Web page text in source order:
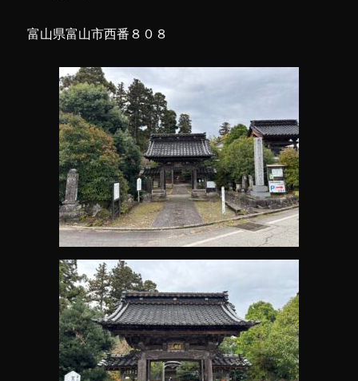
富山県富山市西番８０８